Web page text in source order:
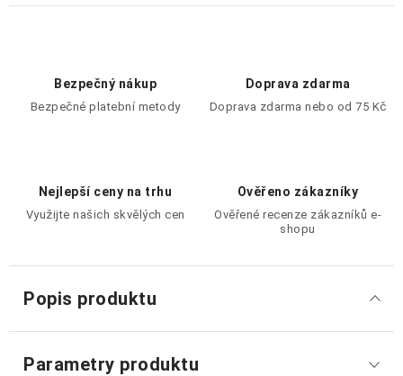
Bezpečný nákup
Bezpečné platební metody
Doprava zdarma
Doprava zdarma nebo od 75 Kč
Nejlepší ceny na trhu
Využijte našich skvělých cen
Ověřeno zákazníky
Ověřené recenze zákazníků e-
shopu
Popis produktu
Parametry produktu